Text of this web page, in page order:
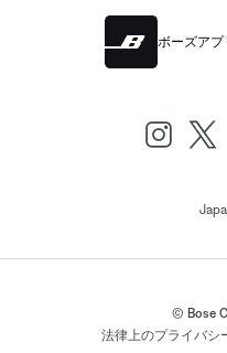
ボーズアプ
© Bose
法律上のプライバシ